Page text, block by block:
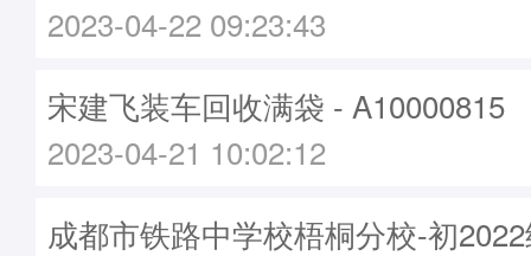
2023-04-22 09:23:43
宋建飞装车回收满袋 - A10000815
2023-04-21 10:02:12
成都市铁路中学校梧桐分校-初